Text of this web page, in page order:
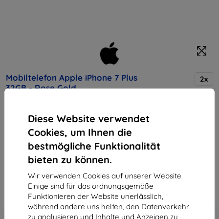
Diese Website verwendet
Cookies, um Ihnen die
bestmögliche Funktionalität
bieten zu können.
Wir verwenden Cookies auf unserer Website.
Einige sind für das ordnungsgemäße
Funktionieren der Website unerlässlich,
während andere uns helfen, den Datenverkehr
zu analysieren und Inhalte und Anzeigen zu
Mobiltelefon Apple iPhone 7 Plus
32GB - Rose Gold
2x
Kaufen Sie dieses Gerät und erhalten Sie
Rabatt
auf sämtliches Zubehör dafür!
Endpreis
725,90 €
653,31 €
-10%
Rabatt mit Gutschein
In den